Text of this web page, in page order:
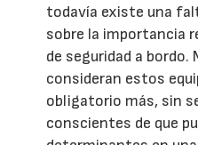
todavía existe una
sobre la importancia
de seguridad a bordo.
consideran estos
obligatorio más, sin
conscientes de que